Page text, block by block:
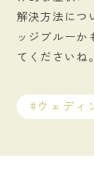
解決方法につ
ッジブルー
てくださいね。
ウェディ